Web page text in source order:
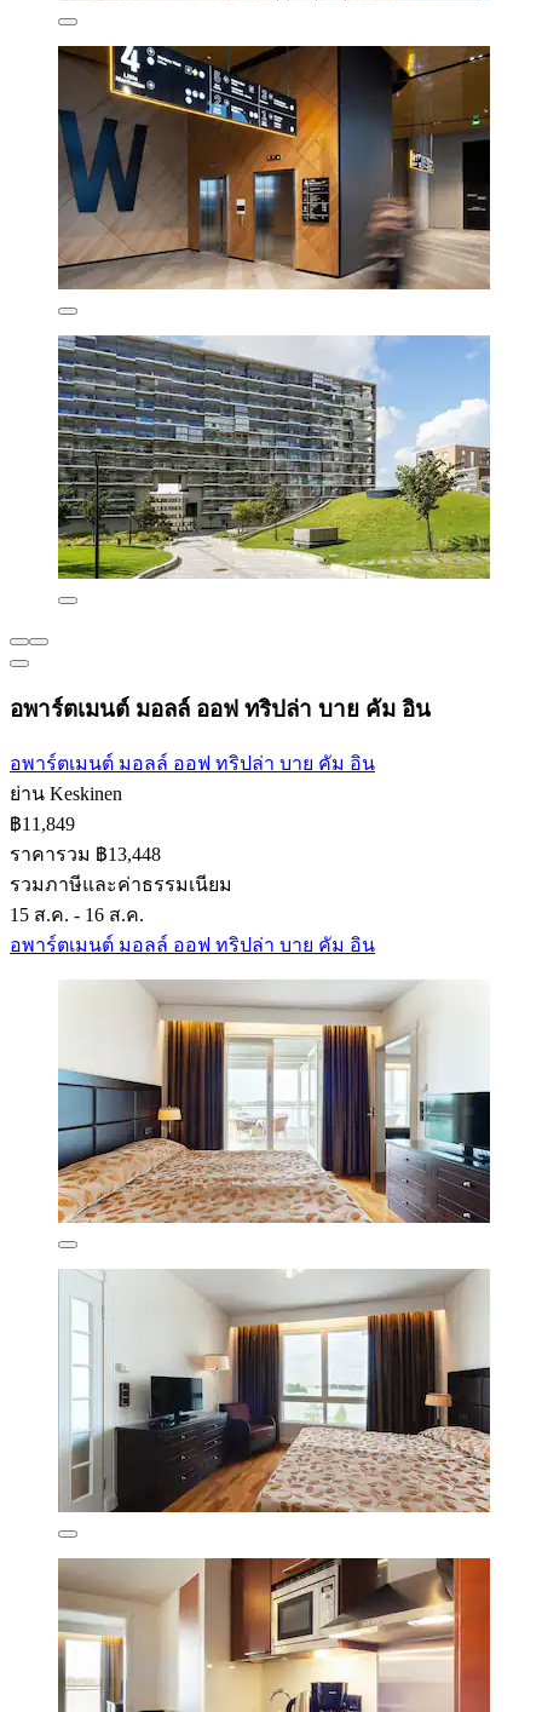
อพาร์ตเมนต์ มอลล์ ออฟ ทริปล่า บาย คัม อิน
อพาร์ตเมนต์ มอลล์ ออฟ ทริปล่า บาย คัม อิน
ย่าน Keskinen
฿11,849
ราคารวม ฿13,448
รวมภาษีและค่าธรรมเนียม
15 ส.ค. - 16 ส.ค.
อพาร์ตเมนต์ มอลล์ ออฟ ทริปล่า บาย คัม อิน